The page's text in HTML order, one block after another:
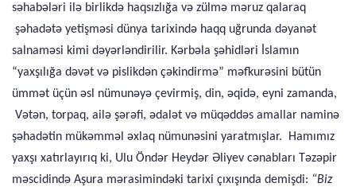
səhabələri ilə birlikdə haqsızlığa və zülmə məruz qalaraq
şəhadətə yetişməsi dünya tarixində haqq uğrunda dəyanət
salnaməsi kimi dəyərləndirilir. Kərbəla şəhidləri İslamın
“yaxşılığa dəvət və pislikdən çəkindirmə” məfkurəsini bütün
ümmət üçün əsl nümunəyə çevirmiş, din, əqidə, eyni zamanda,
Vətən, torpaq, ailə şərəfi, ədalət və müqəddəs amallar naminə
şəhadətin mükəmməl əxlaq nümunəsini yaratmışlar. Hamımız
yaxşı xatırlayırıq ki, Ulu Öndər Heydər Əliyev cənabları Təzəpir
məscidində Aşura mərasimindəki tarixi çıxışında demişdi: “Biz